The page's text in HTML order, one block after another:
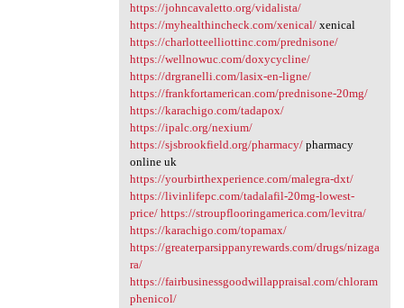
https://johncavaletto.org/vidalista/
https://myhealthincheck.com/xenical/xenical
https://charlotteelliottinc.com/prednisone/
https://wellnowuc.com/doxycycline/
https://drgranelli.com/lasix-en-ligne/
https://frankfortamerican.com/prednisone-20mg/
https://karachigo.com/tadapox/
https://ipalc.org/nexium/
https://sjsbrookfield.org/pharmacy/pharmacy
online uk
https://yourbirthexperience.com/malegra-dxt/
https://livinlifepc.com/tadalafil-20mg-lowest-
price/ https://stroupflooringamerica.com/levitra/
https://karachigo.com/topamax/
https://greaterparsippanyrewards.com/drugs/nizaga
ra/
https://fairbusinessgoodwillappraisal.com/chloram
phenicol/